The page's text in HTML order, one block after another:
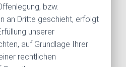
bzw.
an Dritte geschieht, erfolgt
unserer
auf Grundlage Ihrer
rechtlichen